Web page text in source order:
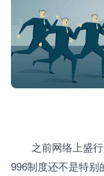
之前网络上盛行
996制度还不是特